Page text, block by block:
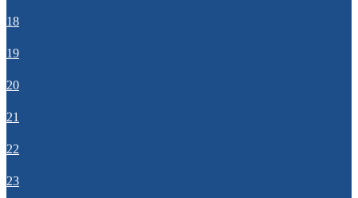
18
19
20
21
22
23